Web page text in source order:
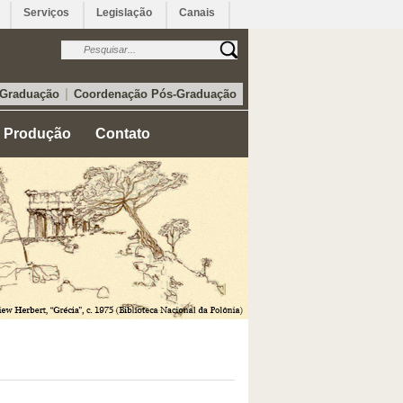
Serviços Legislação Canais
| Coordenação Pós-Graduação
Produção Contato